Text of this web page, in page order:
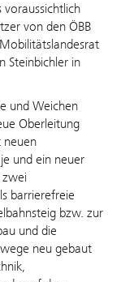
voraussichtlich
von den ÖBB
Steinbichler in
und Weichen
Oberleitung
neuen
und ein neuer
barrierefreie
bzw. zur
und die
neu gebaut